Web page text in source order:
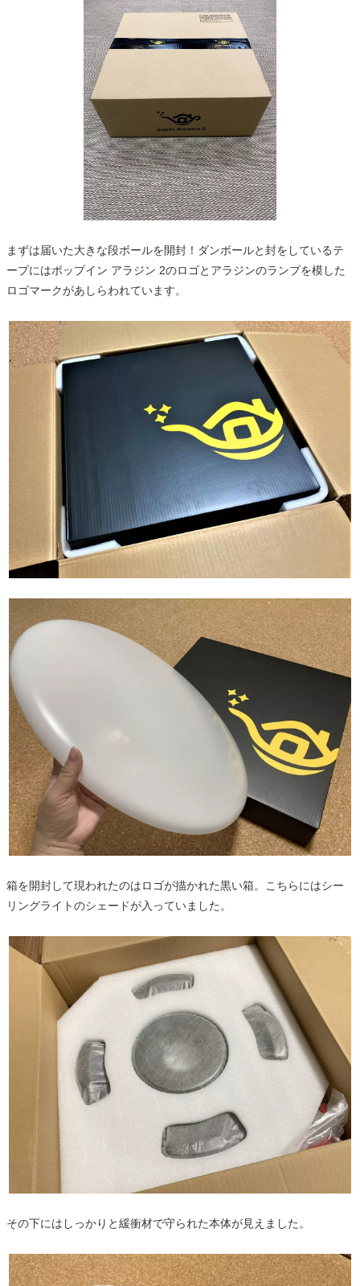
まずは届いた大きな段ボールを開封！ダンボールと封をしているテ
ープにはポップイン アラジン 2のロゴとアラジンのランプを模した
ロゴマークがあしらわれています。
箱を開封して現われたのはロゴが描かれた黒い箱。こちらにはシー
リングライトのシェードが入っていました。
その下にはしっかりと緩衝材で守られた本体が見えました。